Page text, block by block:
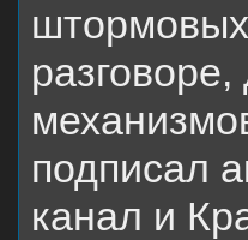
штормовых
подписал
канал и